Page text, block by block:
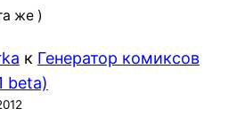
же )
к Генератор комиксов
beta)